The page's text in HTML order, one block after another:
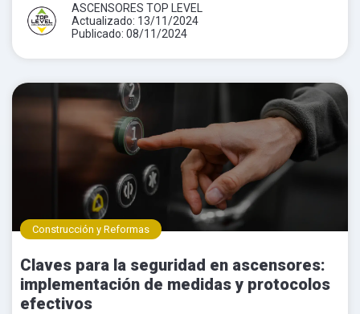
ASCENSORES TOP LEVEL
Actualizado: 13/11/2024
Publicado: 08/11/2024
Construcción y Reformas
Claves para la seguridad en ascensores:
implementación de medidas y protocolos
efectivos